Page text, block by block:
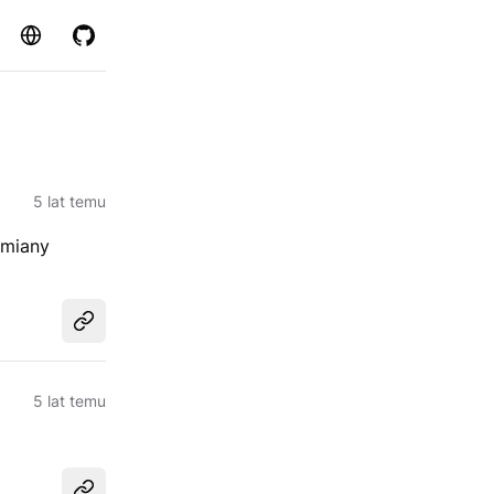
Strona GitHub
5 lat temu
Udostępnij
5 lat temu